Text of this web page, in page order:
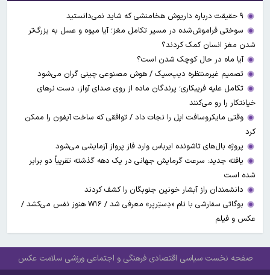
۹ حقیقت درباره داریوش هخامنشی که شاید نمی‌دانستید
سوختی فراموش‌شده در مسیر تکامل مغز؛ آیا میوه و عسل به بزرگ‌تر
شدن مغز انسان کمک کردند؟
آیا ماه در حال کوچک شدن است؟
تصمیم غیرمنتظره دیپ‌سیک / هوش مصنوعی چینی گران می‌شود
تکامل علیه فریبکاری؛ پرندگان ماده از روی صدای آواز، دست نرهای
خیانتکار را رو می‌کنند
وقتی مایکروسافت اپل را نجات داد / توافقی که ساخت آیفون را ممکن
کرد
پروژه بال‌های تاشونده ایرباس وارد فاز پرواز آزمایشی می‌شود
یافته جدید: سرعت گرمایش جهانی در یک دهه گذشته تقریباً دو برابر
شده است
دانشمندان راز آبشار خونین جنوبگان را کشف کردند
بوگاتی سفارشی با نام «دِستِریِر» معرفی شد / W۱۶ هنوز نفس می‌کشد /
عکس و فیلم
صفحه نخست سیاسی اقتصادی فرهنگی و اجتماعی ورزشی سلامت عکس